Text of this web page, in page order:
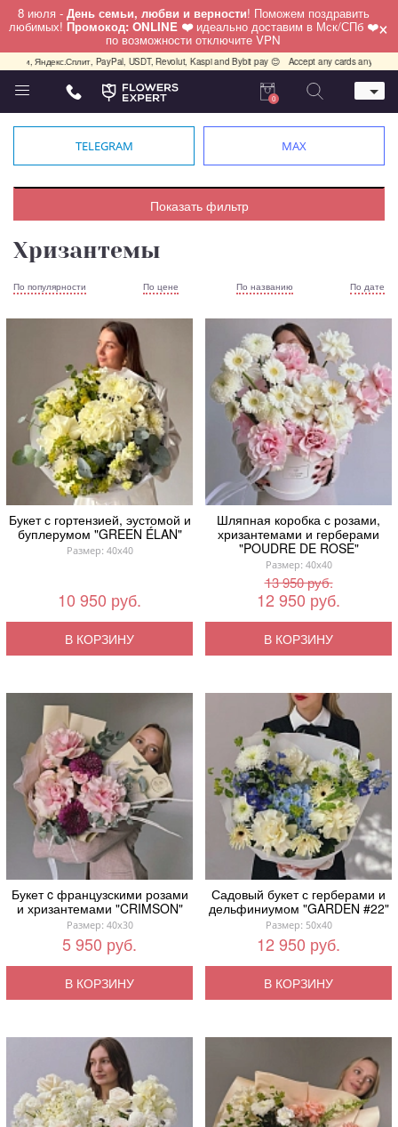
8 июля - День семьи, любви и верности! Поможем поздравить
любимых! Промокод: ONLINE ❤️ идеально доставим в Мск/СПб ❤️
по возможности отключите VPN ×
PayPal, USDT, Revolut, Kaspi and Bybit pay 😊 Accept any cards any country, PayPal,
Телефон
+7 (812) 425 36 05
Санкт-Петербург,
Лизы Чайкиной 25
работаем круглосуточно
0
TELEGRAM MAX
Показать фильтр
Хризантемы
По популярности По цене По названию По дате
Букет с гортензией, эустомой и
буплерумом "GREEN ÉLAN"
Размер: 40x40
10 950 руб.
В КОРЗИНУ
Шляпная коробка с розами,
хризантемами и герберами
"POUDRE DE ROSE"
Размер: 40x40
13 950 руб.
12 950 руб.
В КОРЗИНУ
Букет c французскими розами
и хризантемами "CRIMSON"
Размер: 40x30
5 950 руб.
В КОРЗИНУ
Садовый букет с герберами и
дельфиниумом "GARDEN #22"
Размер: 50x40
12 950 руб.
В КОРЗИНУ